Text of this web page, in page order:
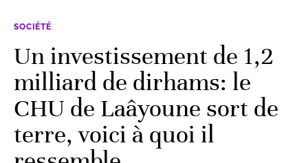
SOCIÉTÉ
Un investissement de 1,2
milliard de dirhams: le
CHU de Laâyoune sort de
terre, voici à quoi il